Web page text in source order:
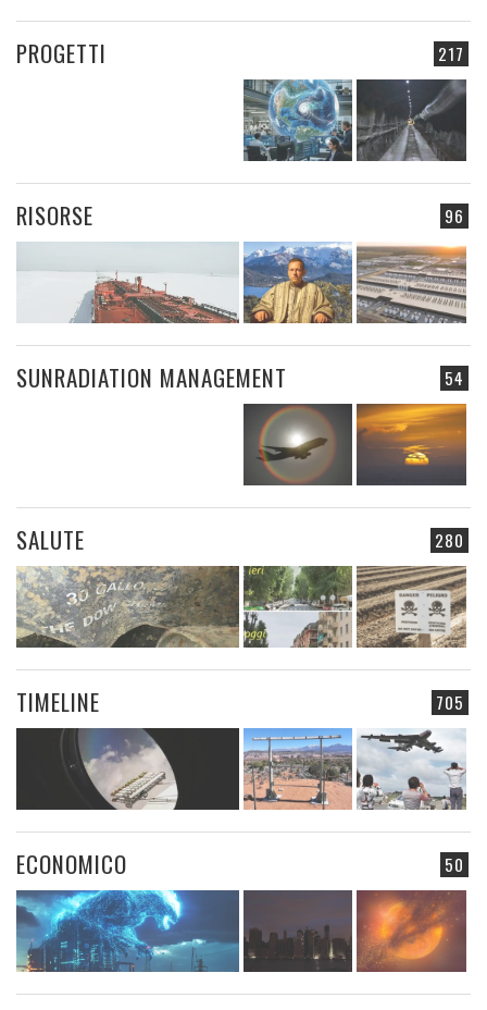
217
PROGETTI
96
RISORSE
54
SUNRADIATION MANAGEMENT
280
SALUTE
705
TIMELINE
50
ECONOMICO